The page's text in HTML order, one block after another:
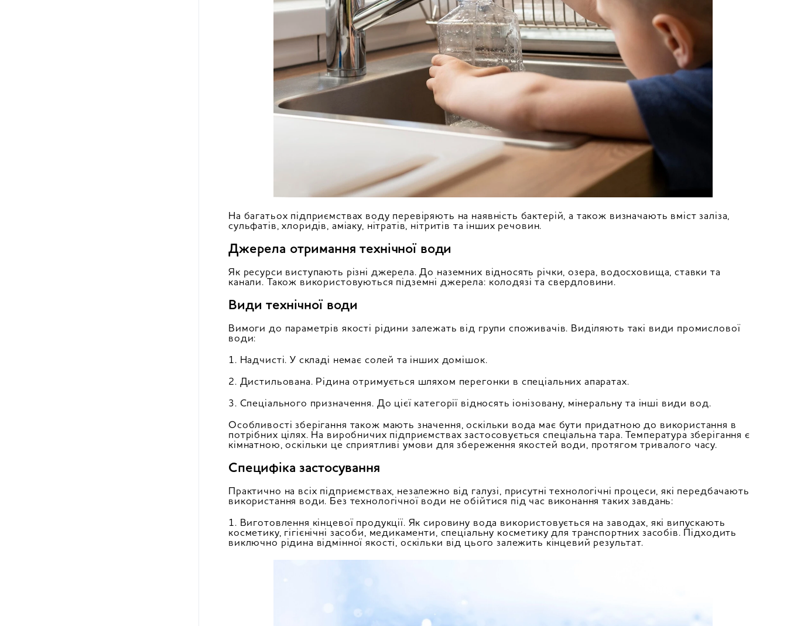
На багатьох підприємствах воду перевіряють на наявність бактерій, а також визначають вміст заліза,
сульфатів, хлоридів, аміаку, нітратів, нітритів та інших речовин.
Джерела отримання технічної води
Як ресурси виступають різні джерела. До наземних відносять річки, озера, водосховища, ставки та
канали. Також використовуються підземні джерела: колодязі та свердловини.
Види технічної води
Вимоги до параметрів якості рідини залежать від групи споживачів. Виділяють такі види промислової
води:
1. Надчисті. У складі немає солей та інших домішок.
2. Дистильована. Рідина отримується шляхом перегонки в спеціальних апаратах.
3. Спеціального призначення. До цієї категорії відносять іонізовану, мінеральну та інші види вод.
Особливості зберігання також мають значення, оскільки вода має бути придатною до використання в
потрібних цілях. На виробничих підприємствах застосовується спеціальна тара. Температура зберігання є
кімнатною, оскільки це сприятливі умови для збереження якостей води, протягом тривалого часу.
Специфіка застосування
Практично на всіх підприємствах, незалежно від галузі, присутні технологічні процеси, які передбачають
використання води. Без технологічної води не обійтися під час виконання таких завдань:
1. Виготовлення кінцевої продукції. Як сировину вода використовується на заводах, які випускають
косметику, гігієнічні засоби, медикаменти, спеціальну косметику для транспортних засобів. Підходить
виключно рідина відмінної якості, оскільки від цього залежить кінцевий результат.